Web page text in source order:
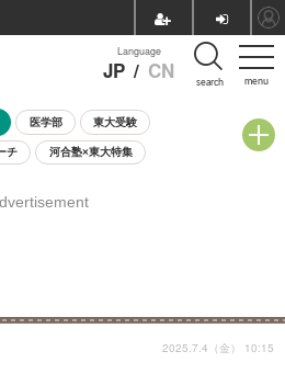
menu
Language
JP / CN search
医学部 東大受験
チ 河合塾×東大特集
学校説明会・相談会
2025.7.4（金） 10:15